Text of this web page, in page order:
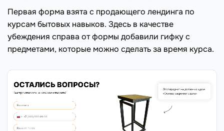
Первая форма взята с продающего лендинга по
курсам бытовых навыков. Здесь в качестве
убеждения справа от формы добавили гифку с
предметами, которые можно сделать за время курса.